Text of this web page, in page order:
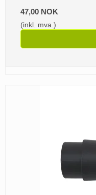
47,00 NOK
(inkl. mva.)